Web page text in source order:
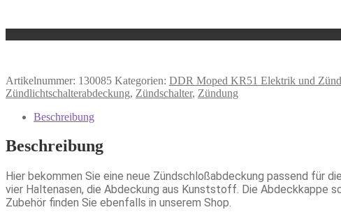
Artikelnummer: 130085 Kategorien: DDR Moped KR51 Elektrik und
Zündlichtschalterabdeckung, Zündschalter, Zündung
Beschreibung
Beschreibung
Hier bekommen Sie eine neue Zündschloßabdeckung passend für
vier Haltenasen, die Abdeckung aus Kunststoff. Die Abdeckkappe
Zubehör finden Sie ebenfalls in unserem Shop.